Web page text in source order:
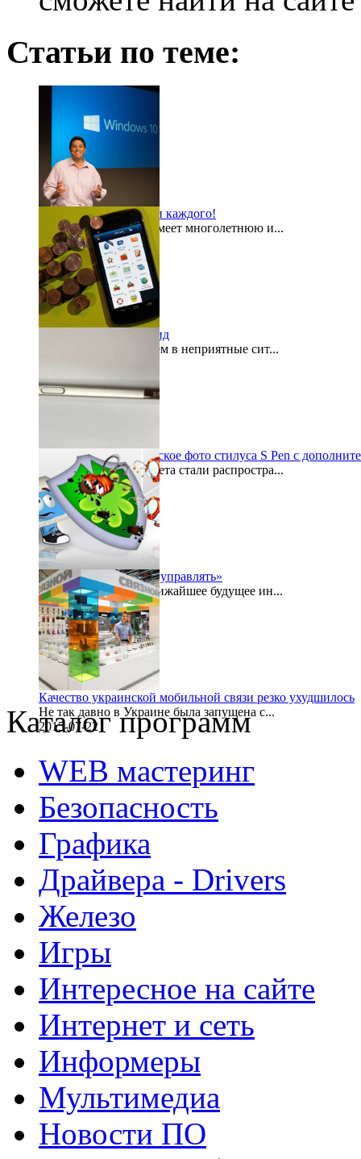
Статьи по теме:
Windows 10 для всех и каждого!
Компания Microsoft имеет многолетнюю и...
2015-08-03
«Кошелек» на Андроид
Как часто мы попадаем в неприятные сит...
Galaxy Note 5: шпионское фото стилуса S Pen с
По просторам интернета стали распростра...
2015-07-27
«Безопасностью надо управлять»
Буквально в самое ближайшее будущее ин...
2015-07-24
Качество украинской мобильной связи резко ухудшилось
Не так давно в Украине была запущена с...
2015-07-22
Каталог программ
WEB мастеринг
Безопасность
Графика
Драйвера - Drivers
Железо
Игры
Интересное на сайте
Интернет и сеть
Информеры
Мультимедиа
Новости ПО